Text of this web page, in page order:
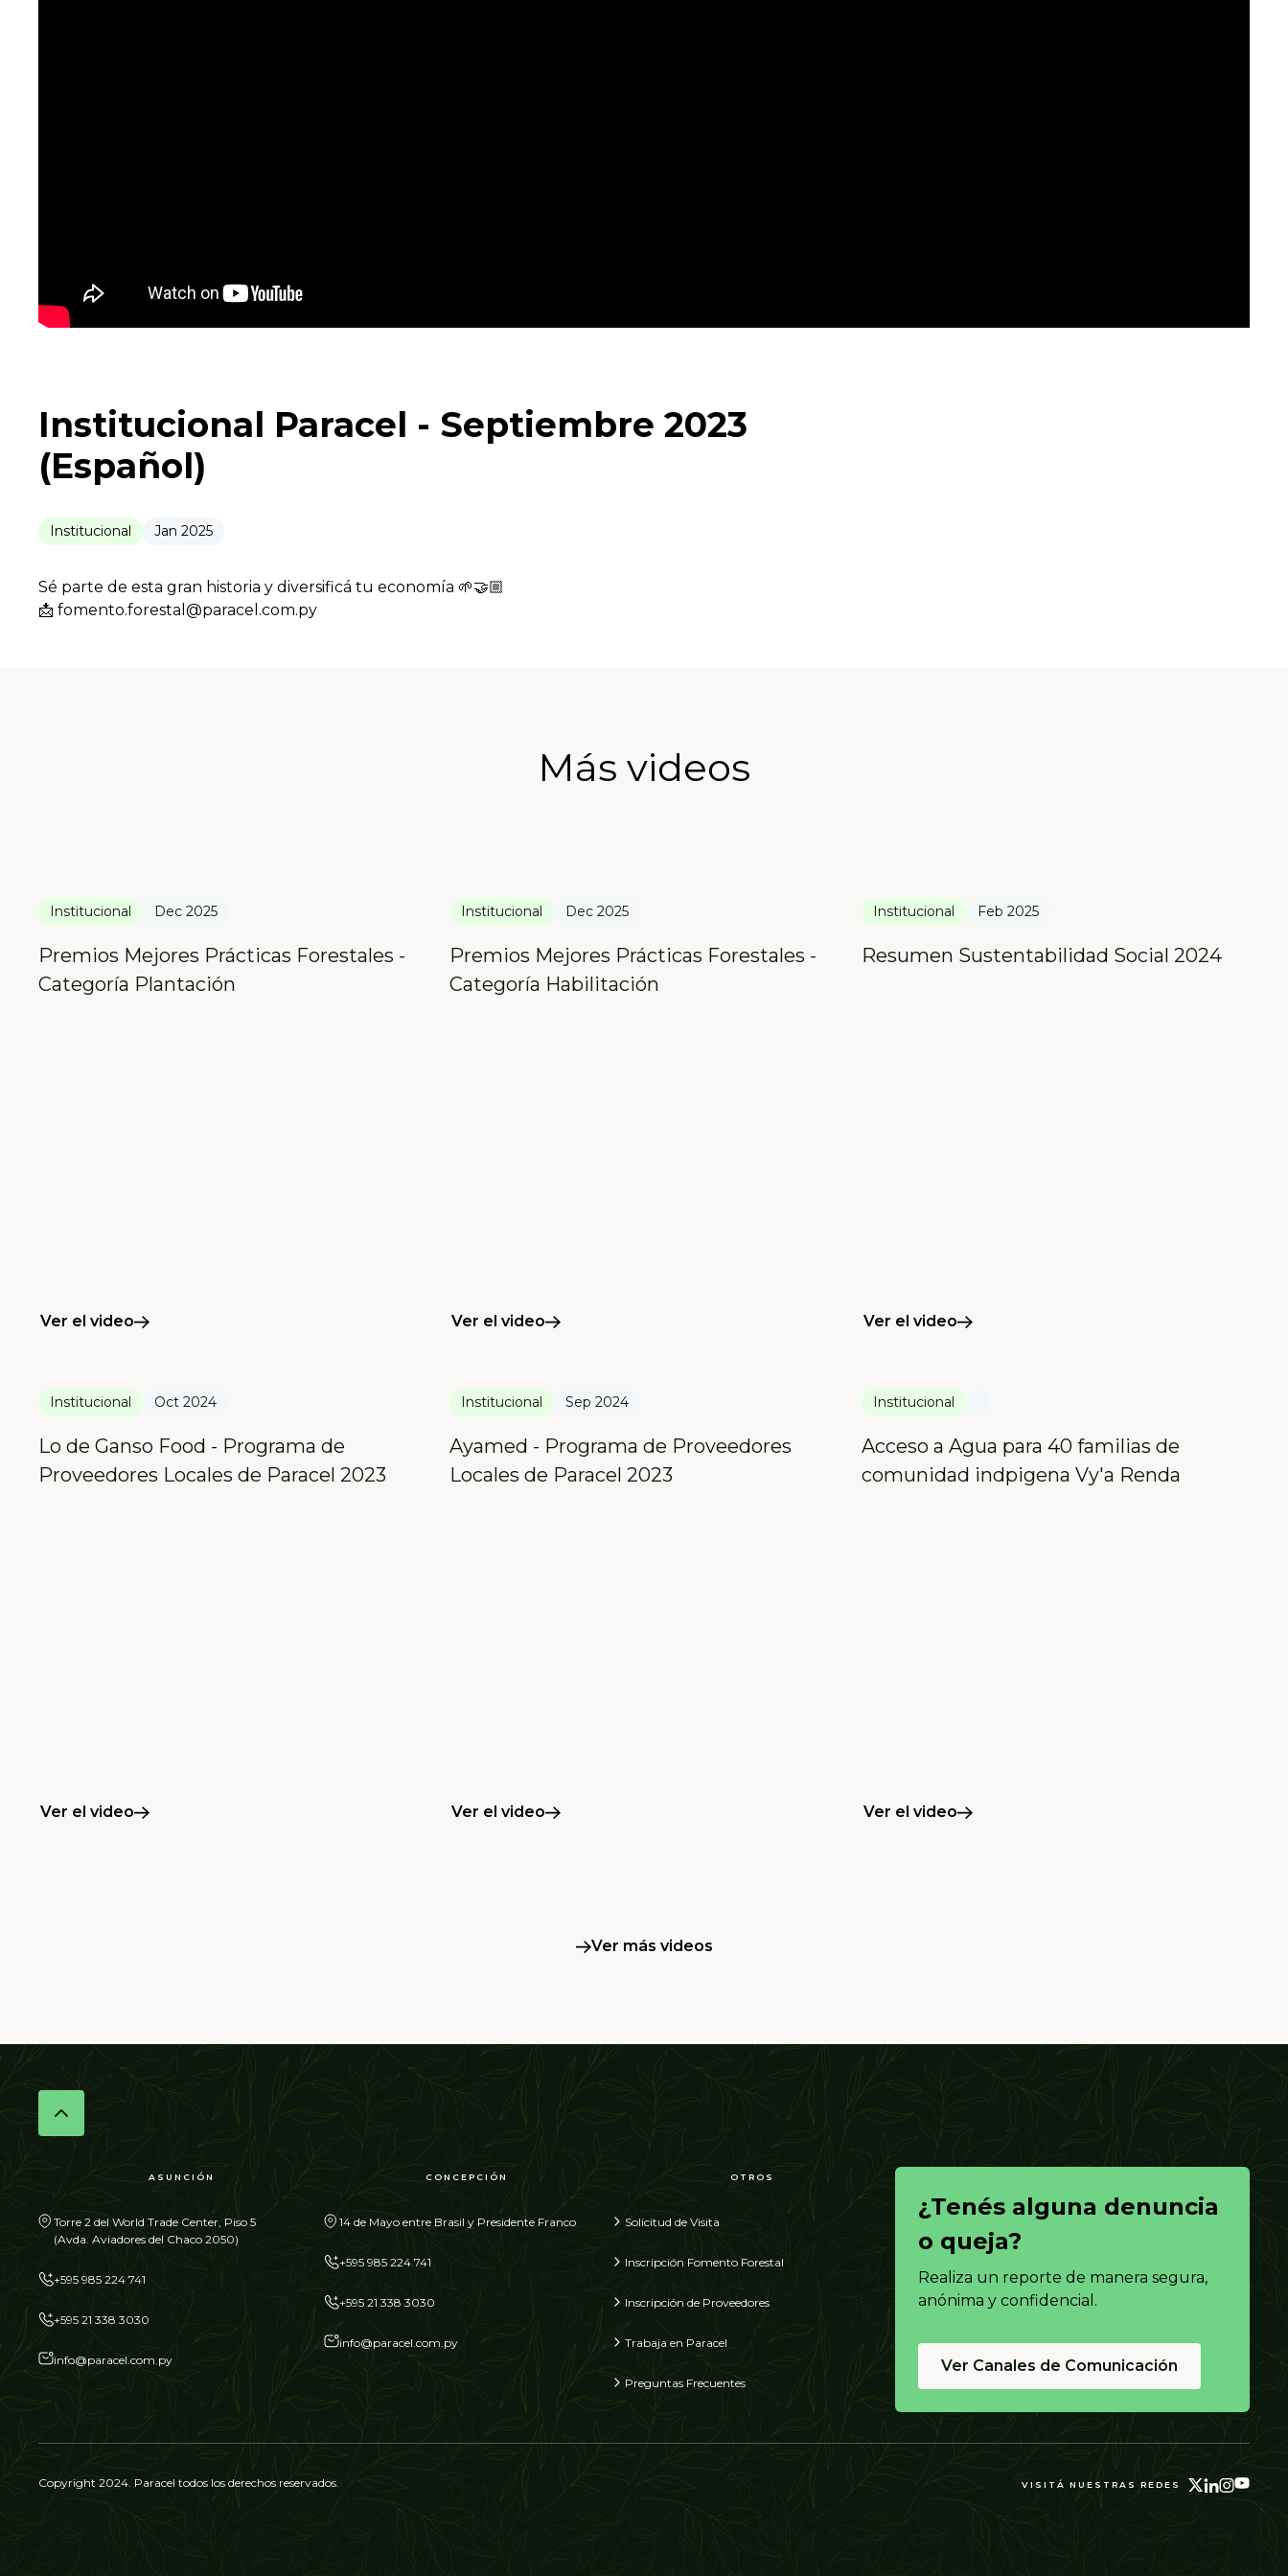
Institucional Paracel - Septiembre 2023
(Español)
Institucional Jan 2025
Sé parte de esta gran historia y diversificá tu economía 🌱🤝🏼
📩 fomento.forestal@paracel.com.py
Más videos
Institucional Dec 2025
Premios Mejores Prácticas Forestales -
Categoría Plantación
Ver el video
Institucional Dec 2025
Premios Mejores Prácticas Forestales -
Categoría Habilitación
Ver el video
Institucional Feb 2025
Resumen Sustentabilidad Social 2024
Ver el video
Institucional Oct 2024
Lo de Ganso Food - Programa de
Proveedores Locales de Paracel 2023
Ver el video
Institucional Sep 2024
Ayamed - Programa de Proveedores
Locales de Paracel 2023
Ver el video
Institucional
Acceso a Agua para 40 familias de
comunidad indpigena Vy'a Renda
Ver el video
Ver más videos
ASUNCIÓN
Torre 2 del World Trade Center, Piso 5
(Avda. Aviadores del Chaco 2050)
+595 985 224 741
+595 21 338 3030
info@paracel.com.py
CONCEPCIÓN
14 de Mayo entre Brasil y Presidente Franco
+595 985 224 741
+595 21 338 3030
info@paracel.com.py
OTROS
Solicitud de Visita
Inscripción Fomento Forestal
Inscripción de Proveedores
Trabaja en Paracel
Preguntas Frecuentes
¿Tenés alguna denuncia
o queja?
Realiza un reporte de manera segura,
anónima y confidencial.
Ver Canales de Comunicación
Copyright 2024. Paracel todos los derechos reservados. VISITÁ NUESTRAS REDES